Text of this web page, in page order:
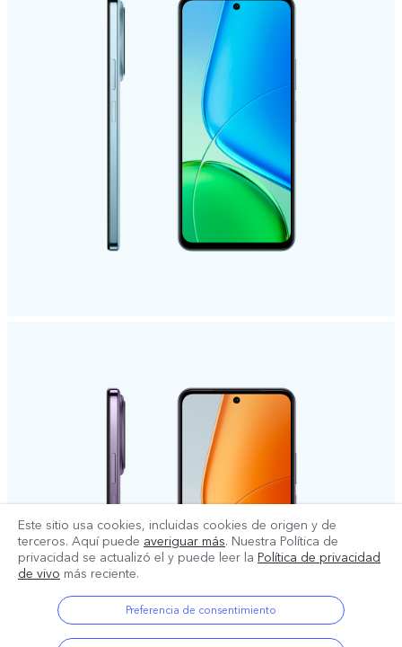
Este sitio usa cookies, incluidas cookies de origen y de
terceros. Aquí puede averiguar más. Nuestra Política de
privacidad se actualizó el y puede leer la Política de privacidad
de vivo más reciente.
Preferencia de consentimiento